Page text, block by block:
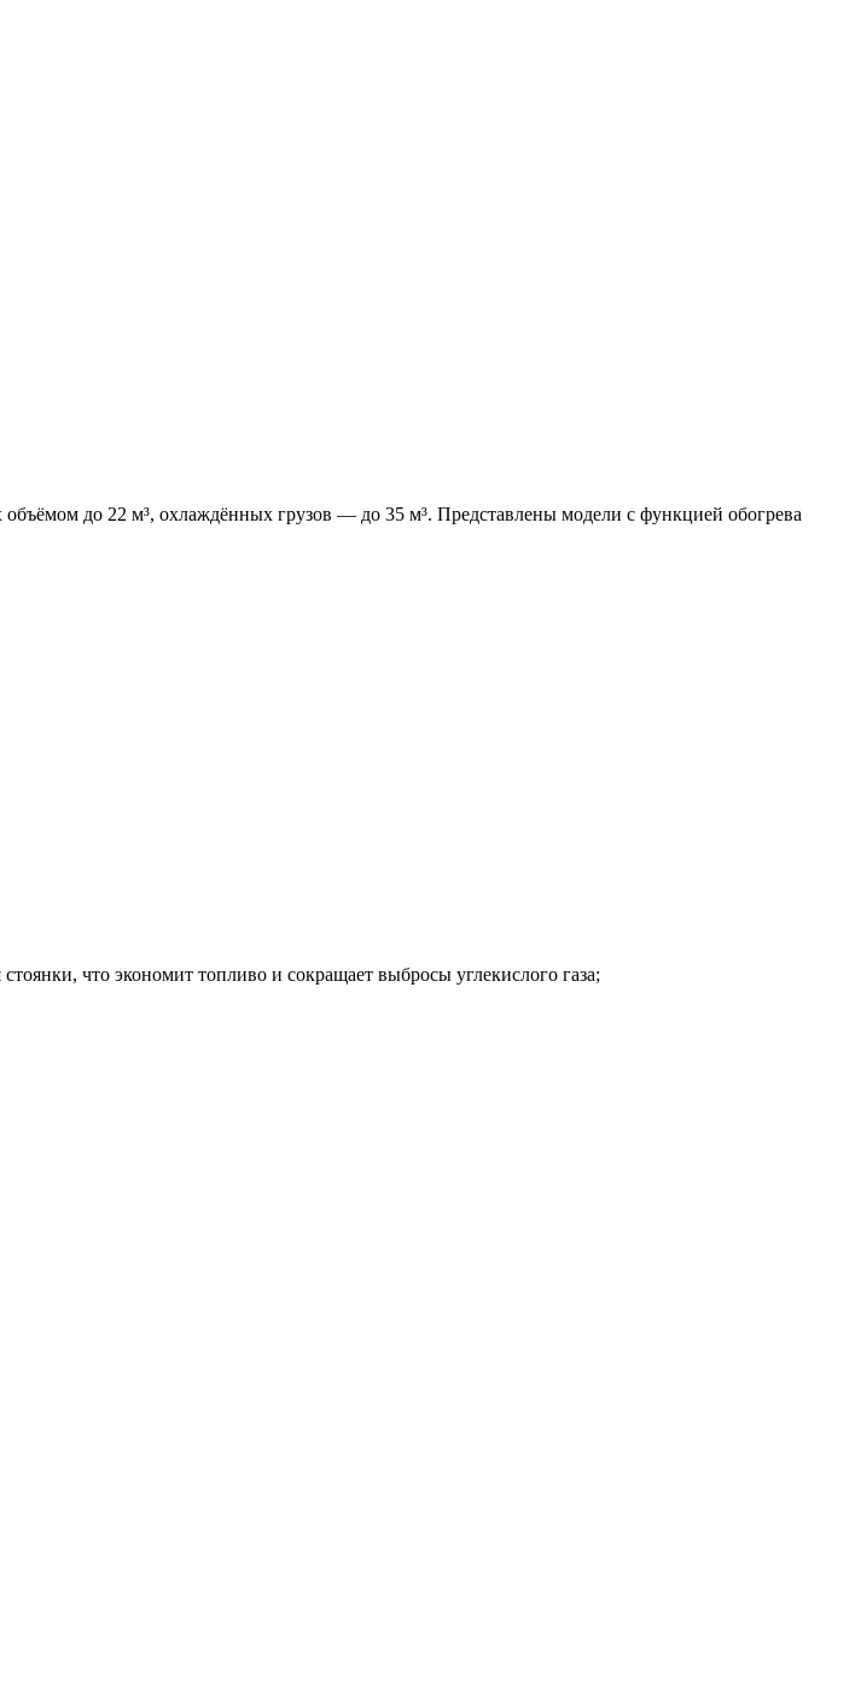
до 22 м³, охлаждённых грузов — до 35 м³. Представлены модели с функцией обогрева
что экономит топливо и сокращает выбросы углекислого газа;